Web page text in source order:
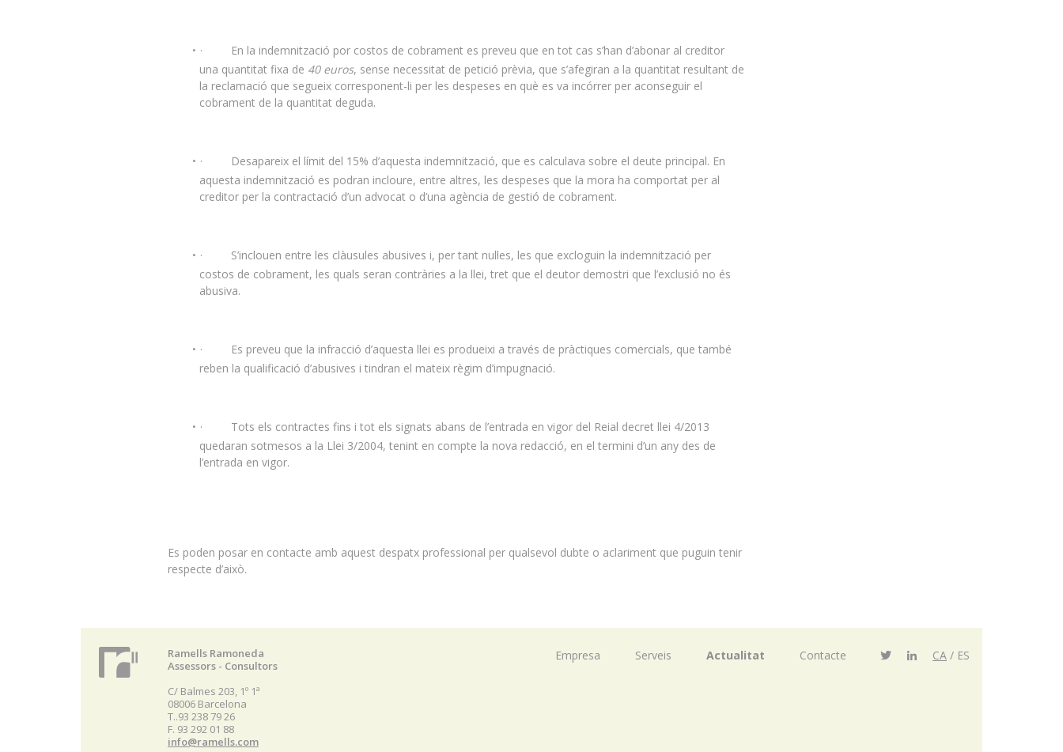
· En la indemnització por costos de cobrament es preveu que en tot cas s’han d’abonar al creditor
una quantitat fixa de 40 euros, sense necessitat de petició prèvia, que s’afegiran a la quantitat resultant de
la reclamació que segueix corresponent-li per les despeses en què es va incórrer per aconseguir el
cobrament de la quantitat deguda.
· Desapareix el límit del 15% d’aquesta indemnització, que es calculava sobre el deute principal. En
aquesta indemnització es podran incloure, entre altres, les despeses que la mora ha comportat per al
creditor per la contractació d’un advocat o d’una agència de gestió de cobrament.
· S’inclouen entre les clàusules abusives i, per tant nul·les, les que excloguin la indemnització per
costos de cobrament, les quals seran contràries a la llei, tret que el deutor demostri que l’exclusió no és
abusiva.
· Es preveu que la infracció d’aquesta llei es produeixi a través de pràctiques comercials, que també
reben la qualificació d’abusives i tindran el mateix règim d’impugnació.
· Tots els contractes fins i tot els signats abans de l’entrada en vigor del Reial decret llei 4/2013
quedaran sotmesos a la Llei 3/2004, tenint en compte la nova redacció, en el termini d’un any des de
l’entrada en vigor.
Es poden posar en contacte amb aquest despatx professional per qualsevol dubte o aclariment que puguin tenir
respecte d’això.
Ramells Ramoneda
Assessors - Consultors
C/ Balmes 203, 1º 1ª
08006 Barcelona
T..93 238 79 26
F. 93 292 01 88
info@ramells.com
Empresa Serveis Actualitat Contacte CA ES